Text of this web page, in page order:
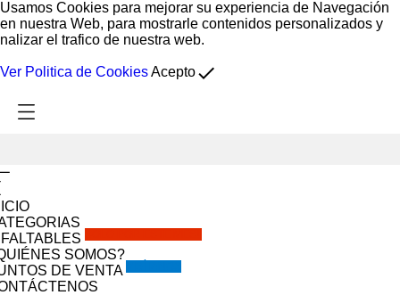
Usamos Cookies para mejorar su experiencia de Navegación
en nuestra Web, para mostrarle contenidos personalizados y
nalizar el trafico de nuestra web.
Ver Politica de CookiesAceptodone
SOMOS?
DE VENTA